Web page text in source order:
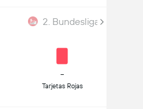
2. Bundesliga
-
Tarjetas Rojas